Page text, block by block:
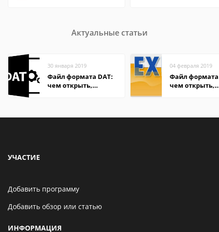
Актуальные статьи
30 января 2019
Файл формата DAT:
чем открыть,
04 февраля 2019
Файл
чем открыть,
УЧАСТИЕ
Добавить программу
Добавить обзор или статью
ИНФОРМАЦИЯ